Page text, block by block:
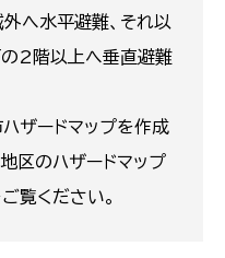
へ水平避難、それ以
2階以上へ垂直避難
ザードマップを作成
区のハザードマップ
覧ください。